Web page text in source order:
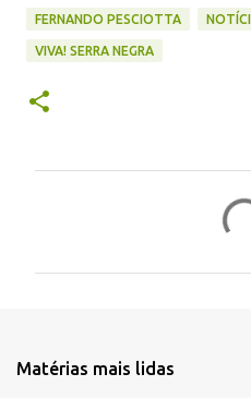
FERNANDO PESCIOTTA
VIVA! SERRA NEGRA
t
Matérias mais lidas